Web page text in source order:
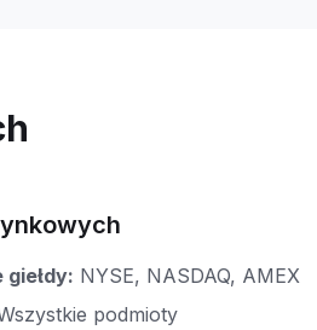
giełdy: NYSE, NASDAQ, AMEX
podmioty